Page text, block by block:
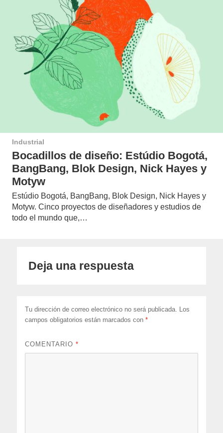
Industrial
Bocadillos de diseño: Estúdio Bogotá,
BangBang, Blok Design, Nick Hayes y
Motyw
Estúdio Bogotá, BangBang, Blok Design, Nick Hayes y
Motyw. Cinco proyectos de diseñadores y estudios de
todo el mundo que,…
Deja una respuesta
Tu dirección de correo electrónico no será publicada. Los
campos obligatorios están marcados con*
COMENTARIO*